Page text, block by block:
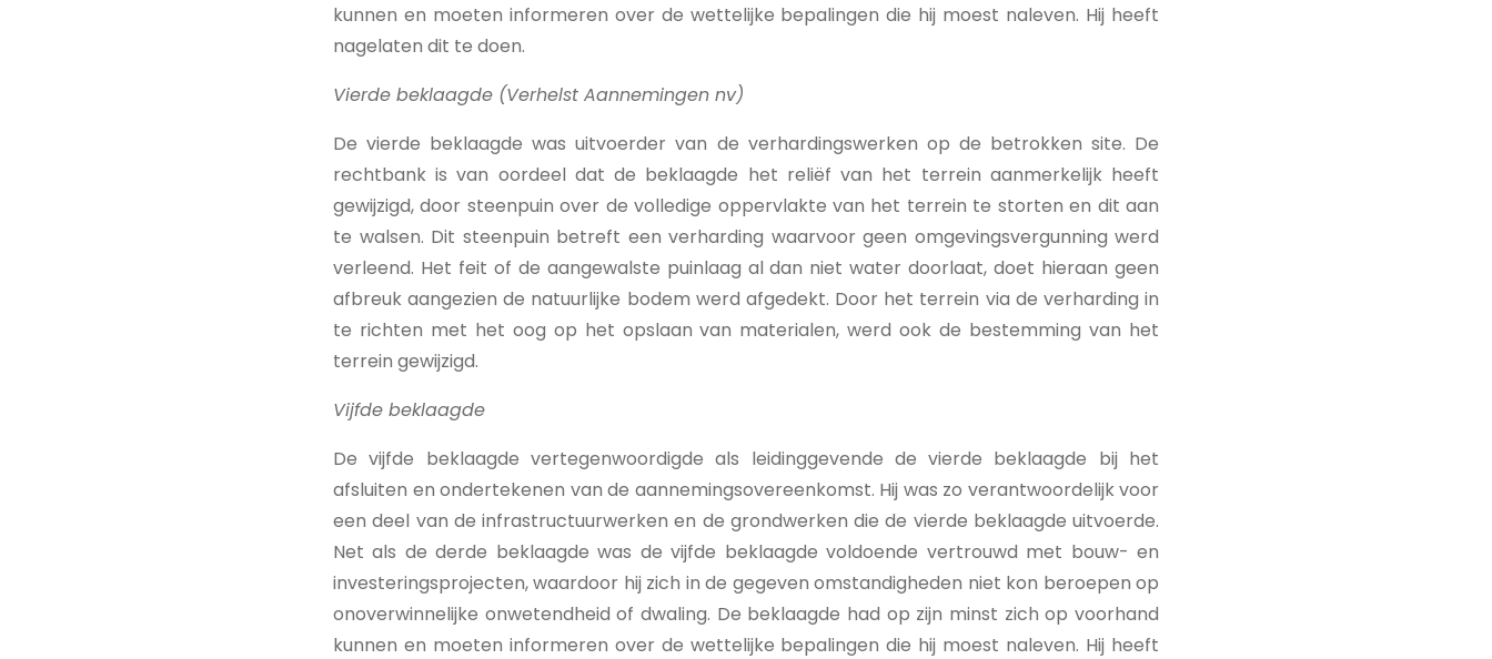
kunnen en moeten informeren over de wettelijke bepalingen die hij moest naleven. Hij heeft
nagelaten dit te doen.
Vierde beklaagde (Verhelst Aannemingen nv)
De vierde beklaagde was uitvoerder van de verhardingswerken op de betrokken site. De
rechtbank is van oordeel dat de beklaagde het reliëf van het terrein aanmerkelijk heeft
gewijzigd, door steenpuin over de volledige oppervlakte van het terrein te storten en dit aan
te walsen. Dit steenpuin betreft een verharding waarvoor geen omgevingsvergunning werd
verleend. Het feit of de aangewalste puinlaag al dan niet water doorlaat, doet hieraan geen
afbreuk aangezien de natuurlijke bodem werd afgedekt. Door het terrein via de verharding in
te richten met het oog op het opslaan van materialen, werd ook de bestemming van het
terrein gewijzigd.
Vijfde beklaagde
De vijfde beklaagde vertegenwoordigde als leidinggevende de vierde beklaagde bij het
afsluiten en ondertekenen van de aannemingsovereenkomst. Hij was zo verantwoordelijk voor
een deel van de infrastructuurwerken en de grondwerken die de vierde beklaagde uitvoerde.
Net als de derde beklaagde was de vijfde beklaagde voldoende vertrouwd met bouw- en
investeringsprojecten, waardoor hij zich in de gegeven omstandigheden niet kon beroepen op
onoverwinnelijke onwetendheid of dwaling. De beklaagde had op zijn minst zich op voorhand
kunnen en moeten informeren over de wettelijke bepalingen die hij moest naleven. Hij heeft